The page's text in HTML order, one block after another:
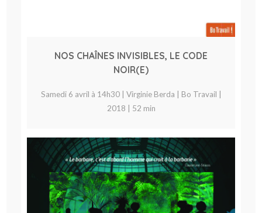
NOS CHAÎNES INVISIBLES, LE CODE
NOIR(E)
Samedi 6 avril à 14h30 | Virginie Berda | Bo Travail |
2018 | 52 min